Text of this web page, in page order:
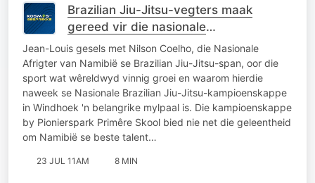
Brazilian Jiu-Jitsu-vegters maak
gereed vir die nasionale
kampioenskappe
Jean-Louis gesels met Nilson Coelho, die Nasionale
Afrigter van Namibië se Brazilian Jiu-Jitsu-span, oor die
sport wat wêreldwyd vinnig groei en waarom hierdie
naweek se Nasionale Brazilian Jiu-Jitsu-kampioenskappe
in Windhoek 'n belangrike mylpaal is. Die kampioenskappe
by Pionierspark Primêre Skool bied nie net die geleentheid
om Namibië se beste talent…
23 JUL 11AM 8 MIN